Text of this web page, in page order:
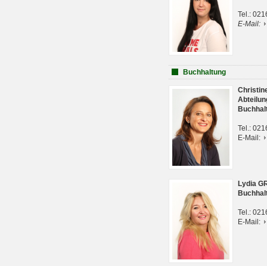
Tel.:
E-Mail:
Buchhaltung
Tel.:
E-Mail:
Lydia
Tel.:
E-Mail: